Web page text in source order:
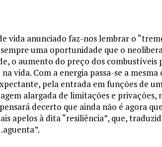
vida anunciado faz-nos lembrar o
uma oportunidade que o
o aumento do preço dos combustíveis
vida. Com a energia passa-se a mesma
pela entrada em funções de
alargada de limitações e privações,
decerto que ainda não é agora
apelos à dita “resiliência”, que,